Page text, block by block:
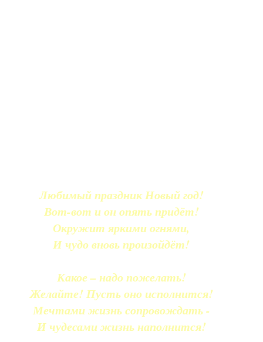
Любимый праздник Новый год!
Вот-вот и он опять придёт!
Окружит яркими огнями,
И чудо вновь произойдёт!
Какое – надо пожелать!
Желайте! Пусть оно исполнится!
Мечтами жизнь сопровождать -
И чудесами жизнь наполнится!